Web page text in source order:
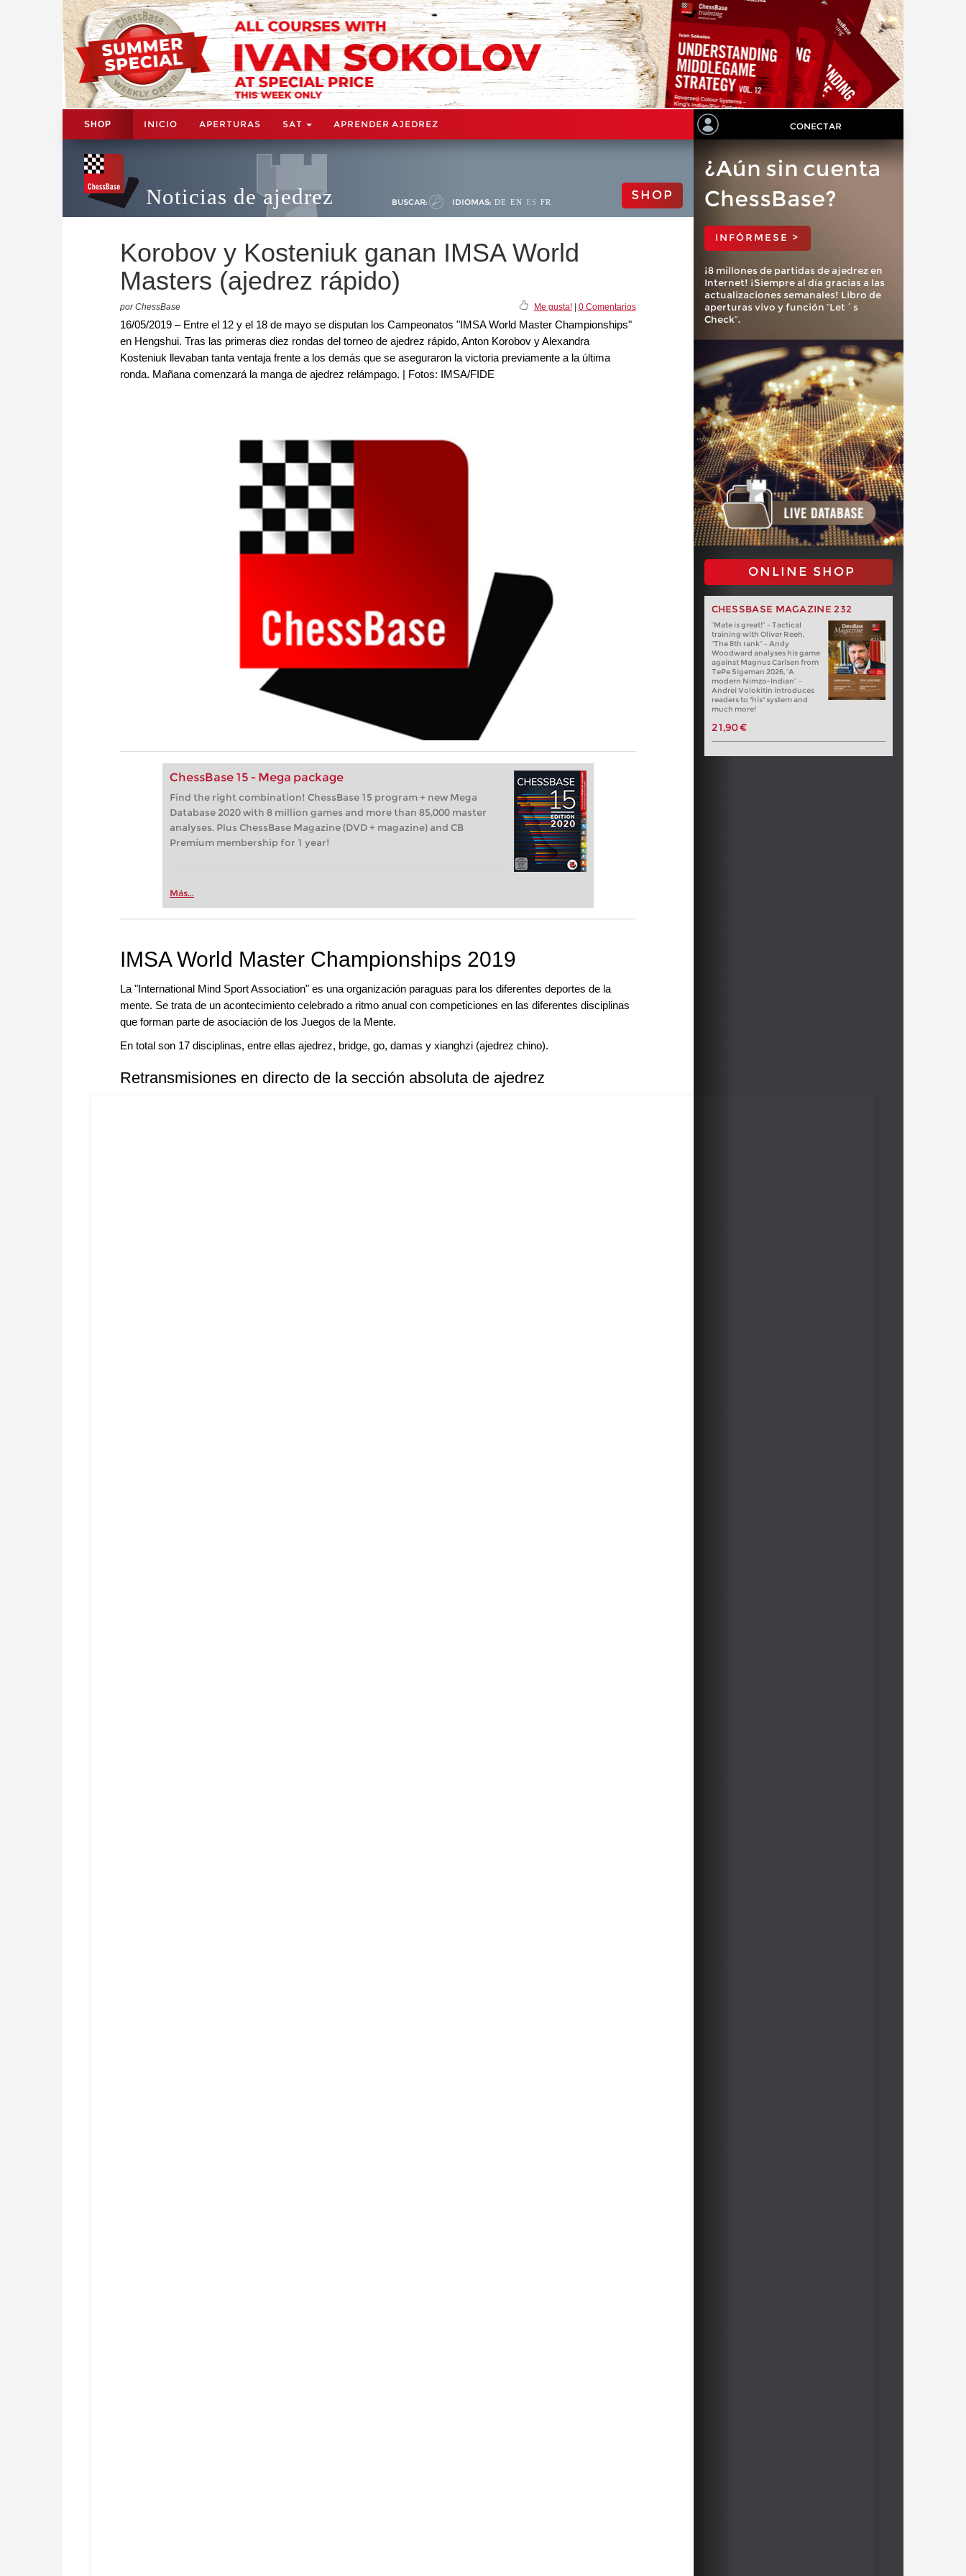
SHOP INICIO APERTURAS SAT APRENDER AJEDREZ CONECTAR
Noticias de ajedrez BUSCAR: IDIOMAS: DE EN ES FR SHOP
Korobov y Kosteniuk ganan IMSA World
Masters (ajedrez rápido)
por ChessBase Me gusta!| 0 Comentarios
16/05/2019 – Entre el 12 y el 18 de mayo se disputan los Campeonatos "IMSA World Master Championships"
en Hengshui. Tras las primeras diez rondas del torneo de ajedrez rápido, Anton Korobov y Alexandra
Kosteniuk llevaban tanta ventaja frente a los demás que se aseguraron la victoria previamente a la última
ronda. Mañana comenzará la manga de ajedrez relámpago. | Fotos: IMSA/FIDE
ChessBase 15 - Mega package
Find the right combination! ChessBase 15 program + new Mega
Database 2020 with 8 million games and more than 85,000 master
analyses. Plus ChessBase Magazine (DVD + magazine) and CB
Premium membership for 1 year!
Más...
¿Aún sin cuenta
ChessBase?
INFÓRMESE >
¡8 millones de partidas de ajedrez en
Internet! ¡Siempre al día gracias a las
actualizaciones semanales! Libro de
aperturas vivo y función “Let´s
Check”.
ONLINE SHOP
CHESSBASE MAGAZINE 232
“Mate is great!” – Tactical
training with Oliver Reeh,
“The 8th rank” – Andy
Woodward analyses his game
against Magnus Carlsen from
TePe Sigeman 2026, “A
modern Nimzo-Indian” –
Andrei Volokitin introduces
readers to "his" system and
much more!
21,90 €
IMSA World Master Championships 2019
La "International Mind Sport Association" es una organización paraguas para los diferentes deportes de la
mente. Se trata de un acontecimiento celebrado a ritmo anual con competiciones en las diferentes disciplinas
que forman parte de asociación de los Juegos de la Mente.
En total son 17 disciplinas, entre ellas ajedrez, bridge, go, damas y xianghzi (ajedrez chino).
Retransmisiones en directo de la sección absoluta de ajedrez